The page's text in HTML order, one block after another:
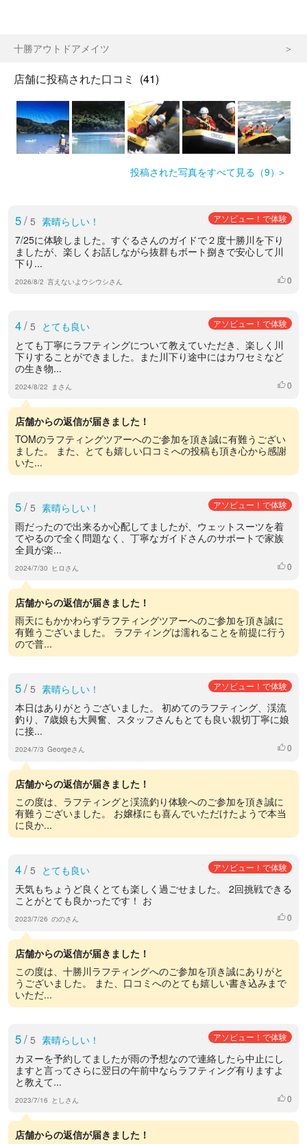
十勝アウトドアメイツ
店舗に投稿された口コミ (41)
投稿された写真をすべて見る（9）
5/ 5 素晴らしい！ アソビュー！で体験
7/25に体験しました。すぐるさんのガイドで２度十勝川を下り
ましたが、楽しくお話しながら抜群もボート捌きで安心して川
下り...
2026/8/2 言えないよウシウシさん いいね
0
4/ 5 とても良い アソビュー！で体験
とても丁寧にラフティングについて教えていただき、楽しく川
下りすることができました。また川下り途中にはカワセミなど
の生き物...
2024/8/22 まさん いいね
0
店舗からの返信が届きました！
TOMのラフティングツアーへのご参加を頂き誠に有難うござい
ました。 また、とても嬉しい口コミへの投稿も頂き心から感謝
いた...
5/ 5 素晴らしい！ アソビュー！で体験
雨だったので出来るか心配してましたが、ウェットスーツを着
てやるので全く問題なく、丁寧なガイドさんのサポートで家族
全員が楽...
2024/7/30 ヒロさん いいね
0
店舗からの返信が届きました！
雨天にもかかわらずラフティングツアーへのご参加を頂き誠に
有難うございました。 ラフティングは濡れることを前提に行う
ので普...
5/ 5 素晴らしい！ アソビュー！で体験
本日はありがとうございました。 初めてのラフティング、渓流
釣り、7歳娘も大興奮、スタッフさんもとても良い親切丁寧に娘
に接...
2024/7/3 Georgeさん いいね
0
店舗からの返信が届きました！
この度は、ラフティングと渓流釣り体験へのご参加を頂き誠に
有難うございました。 お嬢様にも喜んでいただけたようで本当
に良か...
4/ 5 とても良い アソビュー！で体験
天気もちょうど良くとても楽しく過ごせました。 2回挑戦できる
ことがとても良かったです！ お
2023/7/26 ののさん いいね
0
店舗からの返信が届きました！
この度は、十勝川ラフティングへのご参加を頂き誠にありがと
うございました。 また、口コミへのとても嬉しい書き込みまで
いただ...
5/ 5 素晴らしい！ アソビュー！で体験
カヌーを予約してましたが雨の予想なので連絡したら中止にし
ますと言ってさらに翌日の午前中ならラフティング有りますよ
と教えて...
2023/7/16 としさん いいね
0
店舗からの返信が届きました！